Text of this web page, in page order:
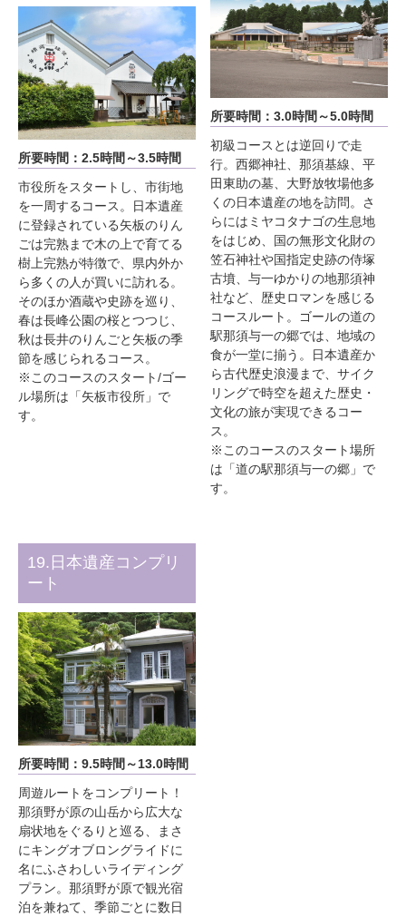
所要時間：2.5時間～3.5時間
市役所をスタートし、市街地
を一周するコース。日本遺産
に登録されている矢板のりん
ごは完熟まで木の上で育てる
樹上完熟が特徴で、県内外か
ら多くの人が買いに訪れる。
そのほか酒蔵や史跡を巡り、
春は長峰公園の桜とつつじ、
秋は長井のりんごと矢板の季
節を感じられるコース。
※このコースのスタート/ゴー
ル場所は「矢板市役所」で
す。
所要時間：3.0時間～5.0時間
初級コースとは逆回りで走
行。西郷神社、那須基線、平
田東助の墓、大野放牧場他多
くの日本遺産の地を訪問。さ
らにはミヤコタナゴの生息地
をはじめ、国の無形文化財の
笠石神社や国指定史跡の侍塚
古墳、与一ゆかりの地那須神
社など、歴史ロマンを感じる
コースルート。ゴールの道の
駅那須与一の郷では、地域の
食が一堂に揃う。日本遺産か
ら古代歴史浪漫まで、サイク
リングで時空を超えた歴史・
文化の旅が実現できるコー
ス。
※このコースのスタート場所
は「道の駅那須与一の郷」で
す。
19.日本遺産コンプリ
ート
所要時間：9.5時間～13.0時間
周遊ルートをコンプリート！
那須野が原の山岳から広大な
扇状地をぐるりと巡る、まさ
にキングオブロングライドに
名にふさわしいライディング
プラン。那須野が原で観光宿
泊を兼ねて、季節ごとに数日